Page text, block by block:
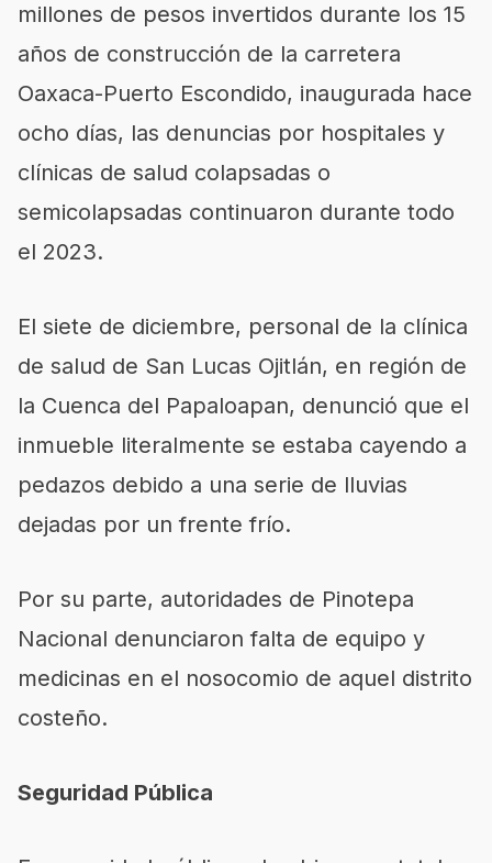
millones de pesos invertidos durante los 15
años de construcción de la carretera
Oaxaca-Puerto Escondido, inaugurada hace
ocho días, las denuncias por hospitales y
clínicas de salud colapsadas o
semicolapsadas continuaron durante todo
el 2023.
El siete de diciembre, personal de la clínica
de salud de San Lucas Ojitlán, en región de
la Cuenca del Papaloapan, denunció que el
inmueble literalmente se estaba cayendo a
pedazos debido a una serie de lluvias
dejadas por un frente frío.
Por su parte, autoridades de Pinotepa
Nacional denunciaron falta de equipo y
medicinas en el nosocomio de aquel distrito
costeño.
Seguridad Pública